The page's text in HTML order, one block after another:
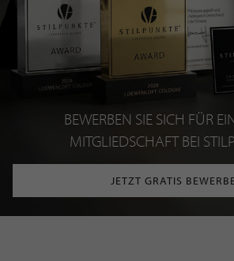
BEWERBEN SIE SICH FÜR
MITGLIEDSCHAFT BEI
JETZT GRATIS